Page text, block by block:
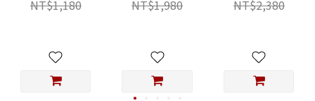
NT$1,180
NT$1,980
NT$2,380